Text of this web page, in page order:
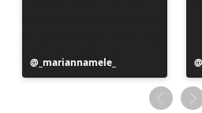
Bericht
gepubliceerd
_mariannamele_